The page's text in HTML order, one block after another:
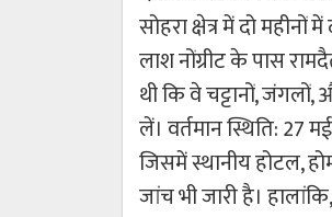
सोहरा क्षेत्र में दो
लाश नोंग्रीट के पास
थी कि वे चट्टानों,
लें। वर्तमान स्थिति:
जिसमें स्थानीय होटल,
जांच भी जारी है।